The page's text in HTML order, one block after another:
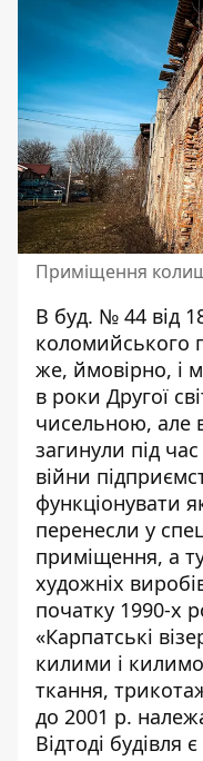
Приміщення
В буд. № 44 від
коломийського
же, ймовірно, і
в роки Другої
чисельною, але
загинули під час
війни
функціонувати
перенесли у
приміщення, а
художніх
початку 1990-х
«Карпатські
килими і
ткання,
до 2001 р.
Відтоді будівля